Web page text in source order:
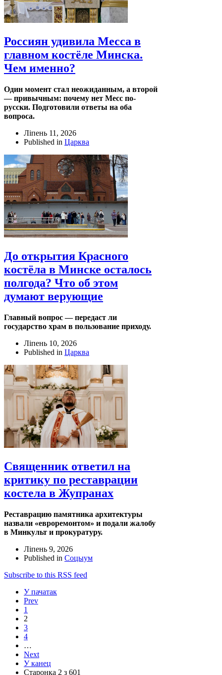
Россиян удивила Месса в
главном костёле Минска.
Чем именно?
Один момент стал неожиданным, а второй
— привычным: почему нет Месс по-
русски. Подготовили ответы на оба
вопроса.
Ліпень 11, 2026
Published in Царква
До открытия Красного
костёла в Минске осталось
полгода? Что об этом
думают верующие
Главный вопрос — передаст ли
государство храм в пользование приходу.
Ліпень 10, 2026
Published in Царква
Священник ответил на
критику по реставрации
костела в Жупранах
Реставрацию памятника архитектуры
назвали «евроремонтом» и подали жалобу
в Минкульт и прокуратуру.
Ліпень 9, 2026
Published in Соцыум
Subscribe to this RSS feed
У пачатак
Prev
1
2
3
4
…
Next
У канец
Старонка 2 з 601